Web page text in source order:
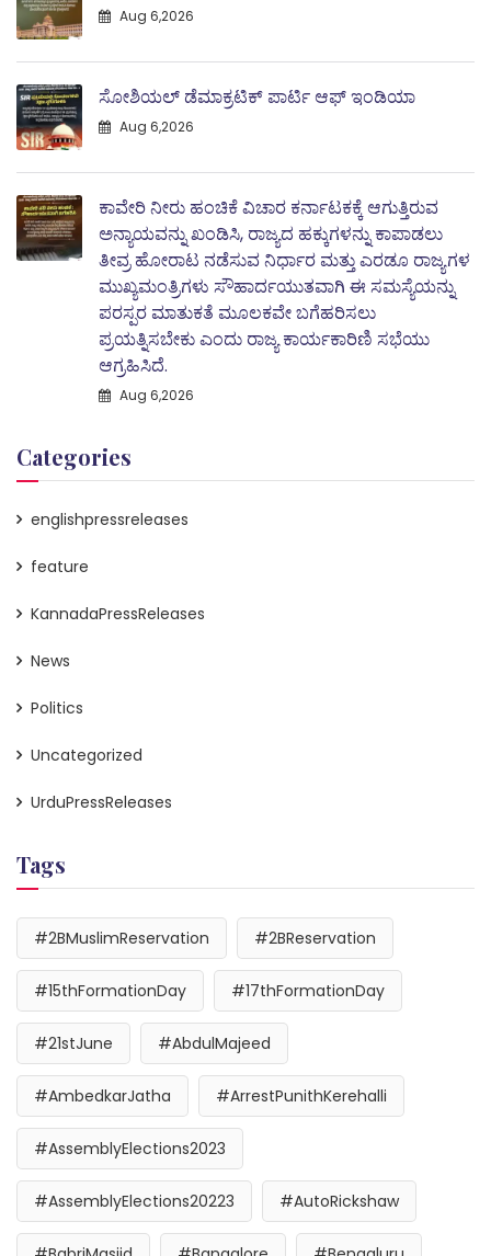
Aug 6,2026
ಸೋಶಿಯಲ್ ಡೆಮಾಕ್ರಟಿಕ್ ಪಾರ್ಟಿ ಆಫ್ ಇಂಡಿಯಾ
Aug 6,2026
ಕಾವೇರಿ ನೀರು ಹಂಚಿಕೆ ವಿಚಾರ ಕರ್ನಾಟಕಕ್ಕೆ ಆಗುತ್ತಿರುವ
ಅನ್ಯಾಯವನ್ನು ಖಂಡಿಸಿ, ರಾಜ್ಯದ ಹಕ್ಕುಗಳನ್ನು ಕಾಪಾಡಲು
ತೀವ್ರ ಹೋರಾಟ ನಡೆಸುವ ನಿರ್ಧಾರ ಮತ್ತು ಎರಡೂ ರಾಜ್ಯಗಳ
ಮುಖ್ಯಮಂತ್ರಿಗಳು ಸೌಹಾರ್ದಯುತವಾಗಿ ಈ ಸಮಸ್ಯೆಯನ್ನು
ಪರಸ್ಪರ ಮಾತುಕತೆ ಮೂಲಕವೇ ಬಗೆಹರಿಸಲು
ಪ್ರಯತ್ನಿಸಬೇಕು ಎಂದು ರಾಜ್ಯ ಕಾರ್ಯಕಾರಿಣಿ ಸಭೆಯು
ಆಗ್ರಹಿಸಿದೆ.
Aug 6,2026
Categories
englishpressreleases
feature
KannadaPressReleases
News
Politics
Uncategorized
UrduPressReleases
Tags
#2BMuslimReservation #2BReservation
#15thFormationDay #17thFormationDay
#21stJune #AbdulMajeed
#AmbedkarJatha #ArrestPunithKerehalli
#AssemblyElections2023
#AssemblyElections20223 #AutoRickshaw